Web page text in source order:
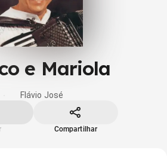
e Mariola
Flávio José
Compartilhar